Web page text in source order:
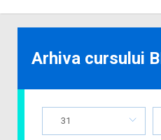
Arhiva cursului
31